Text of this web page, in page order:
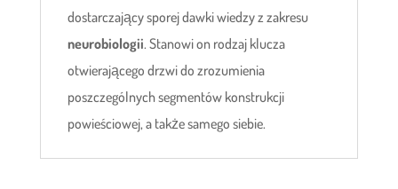
dostarczający sporej dawki wiedzy z zakresu
neurobiologii. Stanowi on rodzaj klucza
otwierającego drzwi do zrozumienia
poszczególnych segmentów konstrukcji
powieściowej, a także samego siebie.